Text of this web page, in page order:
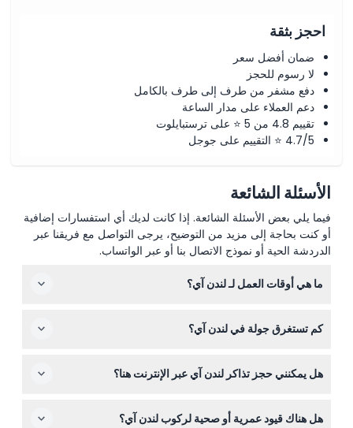
احجز بثقة
ضمان أفضل سعر
لا رسوم للحجز
دفع مشفر من طرف إلى طرف بالكامل
دعم العملاء على مدار الساعة
تقييم 4.8 من 5 ⭐ على ترستبايلوت
4.7/5 ⭐ التقييم على جوجل
الأسئلة الشائعة
فيما يلي بعض الأسئلة الشائعة. إذا كانت لديك أي استفسارات إضافية
أو كنت بحاجة إلى مزيد من التوضيح، يرجى التواصل مع فريقنا عبر
الدردشة الحية أو نموذج الاتصال بنا أو عبر الواتساب.
ما هي أوقات العمل لـ لندن آي؟
11:00 صباحًا حتى 6:00 مساءً، وفي عطلات نهاية الأسبوع من
بينما تكون ساعات الشتاء عادةً من 11:00 صباحًا إلى 6:00 مساءً
كم تستغرق جولة في لندن آي؟
مما يمنحك وقتًا كافيًا للاستمتاع بإطلالات بانورامية على أفق
هل يمكنني حجز تذاكر لندن آي عبر الإنترنت هنا؟
الموقع، مما يتيح لك اختيار التاريخ المفضل لديك والتحقق من
هل هناك قيود عمرية أو صحية لركوب لندن آي؟